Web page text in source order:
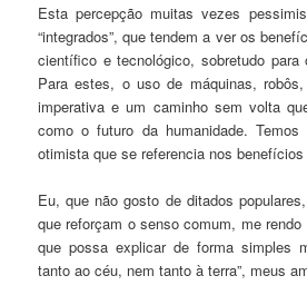
Esta percepção muitas vezes
“integrados”, que tendem a ver os
científico e tecnológico, sobretudo para
Para estes, o uso de máquinas,
imperativa e um caminho sem volta
como o futuro da humanidade.
otimista que se referencia nos
Eu, que não gosto de ditados
que reforçam o senso comum, me
que possa explicar de forma simples
tanto ao céu, nem tanto à terra”, meus